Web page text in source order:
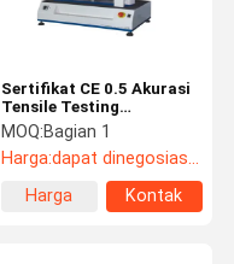
Sertifikat CE 0.5 Akurasi
Tensile Testing
Equipment Untuk
Pengujian Universal
Material
MOQ:Bagian 1
Harga:dapat dinegosiasikan
Harga
Kontak